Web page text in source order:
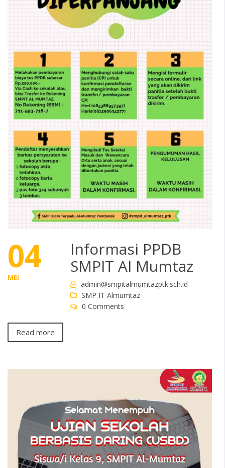
04
MEI
Informasi PPDB
SMPIT Al Mumtaz
admin@smpitalmumtazptk.sch.id
SMP IT Almumtaz
0 Comments
Read more